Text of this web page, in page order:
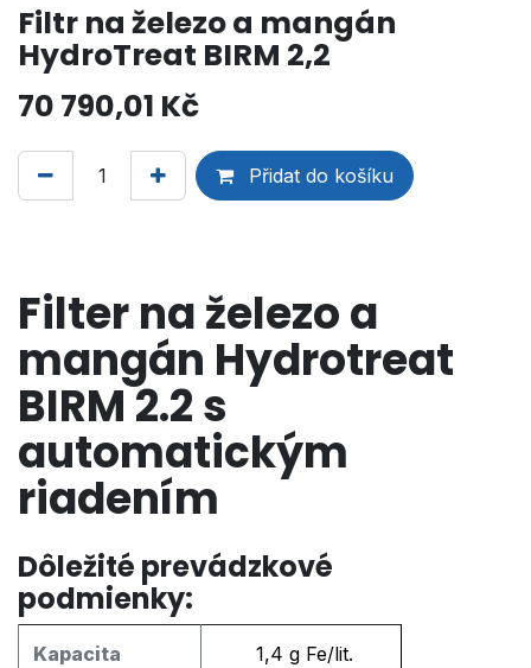
Filtr na železo a mangán
HydroTreat BIRM 2,2
70 790,01 Kč
Přidat do košíku
Filter na železo a
mangán Hydrotreat
BIRM 2.2 s
automatickým
riadením
​ ​ Dôležité prevádzkové
podmienky:
Kapacita
1,4 g Fe/lit.